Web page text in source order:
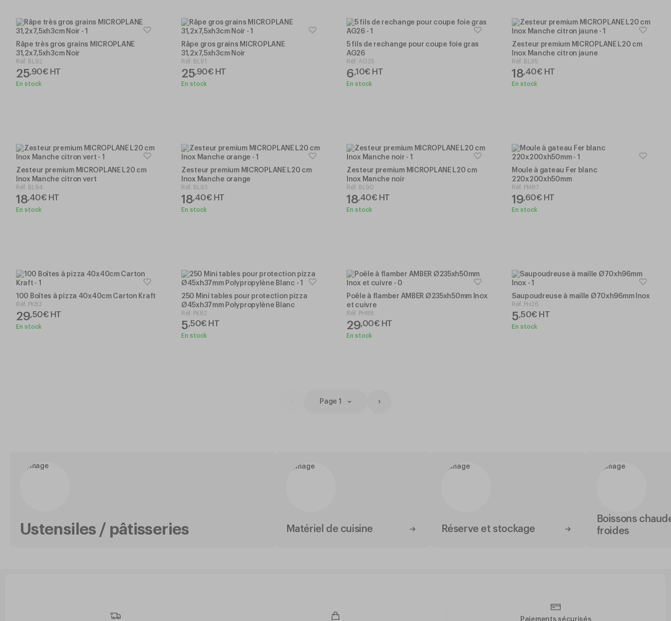
Râpe très gros grains MICROPLANE
31,2x7,5xh3cm Noir
Réf. BL92
25,90€ HT
En stock
Râpe gros grains MICROPLANE
31,2x7,5xh3cm Noir
Réf. BL91
25,90€ HT
En stock
5 fils de rechange pour coupe foie gras
AG26
Réf. AG25
6,10€ HT
En stock
Zesteur premium MICROPLANE L20 cm
Inox Manche citron jaune
Réf. BL95
18,40€ HT
En stock
Zesteur premium MICROPLANE L20 cm
Inox Manche citron vert
Réf. BL94
18,40€ HT
En stock
Zesteur premium MICROPLANE L20 cm
Inox Manche orange
Réf. BL93
18,40€ HT
En stock
Zesteur premium MICROPLANE L20 cm
Inox Manche noir
Réf. BL90
18,40€ HT
En stock
Moule à gateau Fer blanc
220x200xh50mm
Réf. PM87
19,60€ HT
En stock
100 Boîtes à pizza 40x40cm Carton Kraft
Réf. PK83
29,50€ HT
En stock
250 Mini tables pour protection pizza
Ø45xh37mm Polypropylène Blanc
Réf. PK82
5,50€ HT
En stock
Poêle à flamber AMBER Ø235xh50mm Inox
et cuivre
Réf. PH88
29,00€ HT
En stock
Saupoudreuse à maille Ø70xh96mm Inox
Réf. PH26
5,50€ HT
En stock
Page 1
Ustensiles / pâtisseries Matériel de cuisine Réserve et stockage
Boissons
froides
Paiements sécurisés